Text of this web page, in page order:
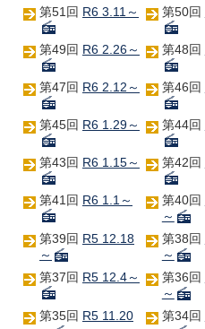
第51回 R6 3.11～ 第50回
第49回 R6 2.26～ 第48回
第47回 R6 2.12～ 第46回
第45回 R6 1.29～ 第44回
第43回 R6 1.15～ 第42回
第41回 R6 1.1～ 第40回
～
第39回 R5 12.18
～
第38回
～
第37回 R5 12.4～ 第36回
～
第35回 R5 11.20
第34回